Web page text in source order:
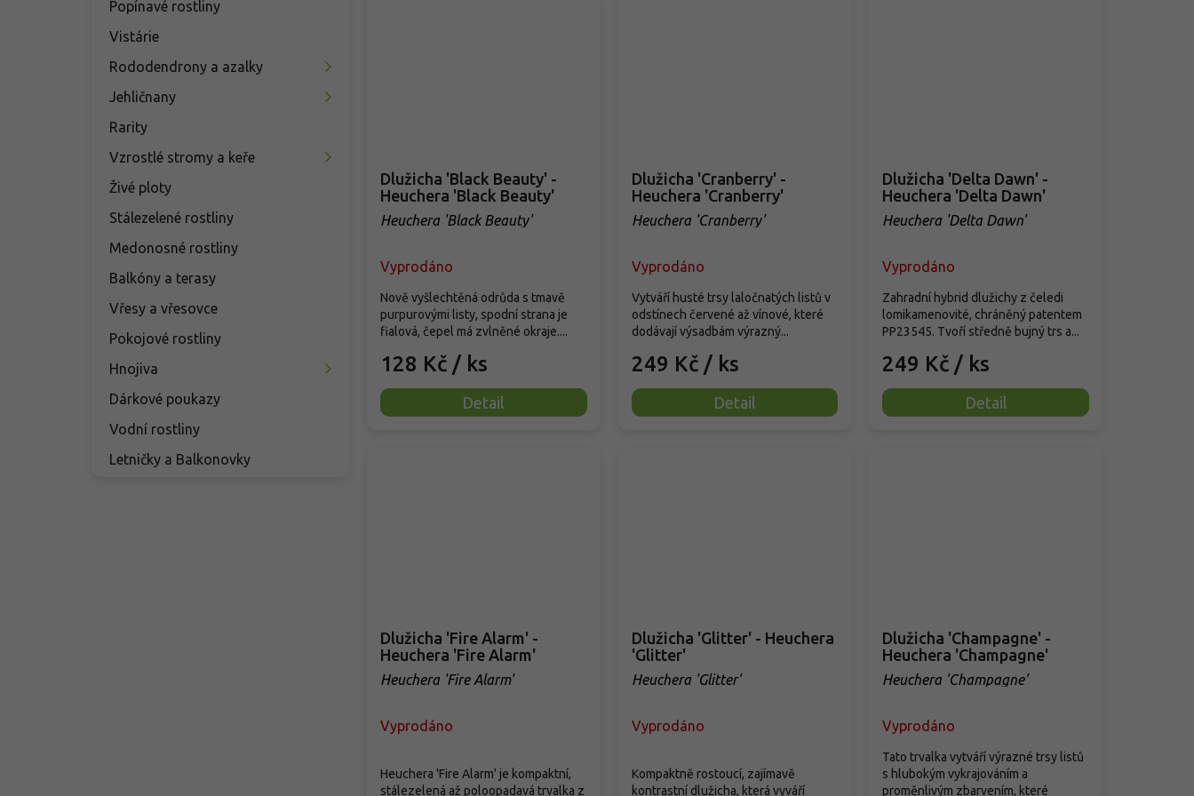
Popínavé rostliny
Vistárie
Rododendrony a azalky
Jehličnany
Rarity
Vzrostlé stromy a keře
Živé ploty
Stálezelené rostliny
Medonosné rostliny
Balkóny a terasy
Vřesy a vřesovce
Pokojové rostliny
Hnojiva
Dárkové poukazy
Vodní rostliny
Letničky a Balkonovky
Dlužicha 'Black Beauty' -
Heuchera 'Black Beauty'
Heuchera 'Black Beauty'
Vyprodáno
128 Kč / ks
Detail
Nově vyšlechtěná odrůda s tmavě
purpurovými listy, spodní strana je
fialová, čepel má zvlněné okraje....
Dlužicha 'Cranberry' -
Heuchera 'Cranberry'
Heuchera 'Cranberry'
Vyprodáno
249 Kč / ks
Detail
Vytváří husté trsy laločnatých listů v
odstínech červené až vínové, které
dodávají výsadbám výrazný...
Dlužicha 'Delta Dawn' -
Heuchera 'Delta Dawn'
Heuchera 'Delta Dawn'
Vyprodáno
249 Kč / ks
Detail
Zahradní hybrid dlužichy z čeledi
lomikamenovité, chráněný patentem
PP23545. Tvoří středně bujný trs a...
Dlužicha 'Fire Alarm' -
Heuchera 'Fire Alarm'
Heuchera 'Fire Alarm'
Vyprodáno
Heuchera 'Fire Alarm' je kompaktní,
stálezelená až poloopadavá trvalka z
Dlužicha 'Glitter' - Heuchera
'Glitter'
Heuchera 'Glitter'
Vyprodáno
Kompaktně rostoucí, zajímavě
kontrastní dlužicha, která vyváří
Dlužicha 'Champagne' -
Heuchera 'Champagne'
Heuchera 'Champagne'
Vyprodáno
Tato trvalka vytváří výrazné trsy listů
s hlubokým vykrajováním a
proměnlivým zbarvením, které